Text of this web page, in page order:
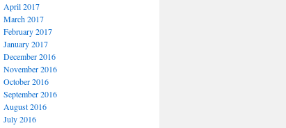
April 2017
March 2017
February 2017
January 2017
December 2016
November 2016
October 2016
September 2016
August 2016
July 2016